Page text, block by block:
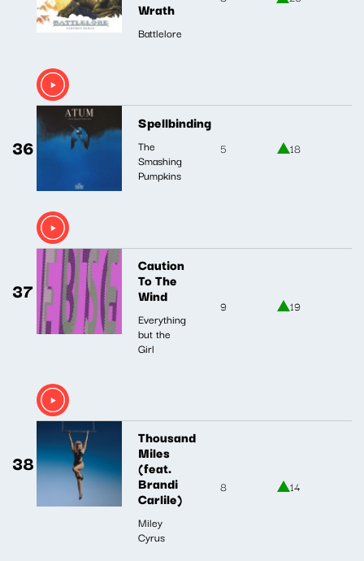
Wrath
Battlelore
36
Spellbinding
The
Smashing
Pumpkins
5 18
37
Caution
To The
Wind
Everything
but the
Girl
9 19
38
Thousand
Miles
(feat.
Brandi
Carlile)
Miley
Cyrus
8 14